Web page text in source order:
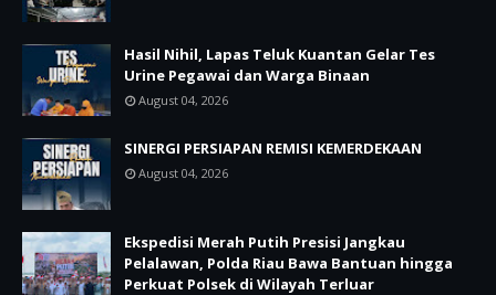
Hasil Nihil, Lapas Teluk Kuantan Gelar Tes
Urine Pegawai dan Warga Binaan
August 04, 2026
SINERGI PERSIAPAN REMISI KEMERDEKAAN
August 04, 2026
Ekspedisi Merah Putih Presisi Jangkau
Pelalawan, Polda Riau Bawa Bantuan hingga
Perkuat Polsek di Wilayah Terluar